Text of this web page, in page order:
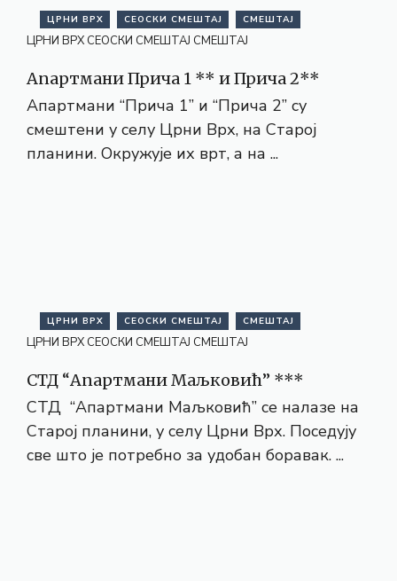
ЦРНИ ВРХ СЕОСКИ СМЕШТАЈ СМЕШТАЈ
ЦРНИ ВРХ СЕОСКИ СМЕШТАЈ СМЕШТАЈ
Апартмани Прича 1 ** и Прича 2**
Апартмани “Прича 1” и “Прича 2” су
смештени у селу Црни Врх, на Старој
планини. Окружује их врт, а на ...
ЦРНИ ВРХ СЕОСКИ СМЕШТАЈ СМЕШТАЈ
ЦРНИ ВРХ СЕОСКИ СМЕШТАЈ СМЕШТАЈ
СТД “Апартмани Маљковић” ***
СТД “Апартмани Маљковић” се налазе на
Старој планини, у селу Црни Врх. Поседују
све што је потребно за удобан боравак. ...